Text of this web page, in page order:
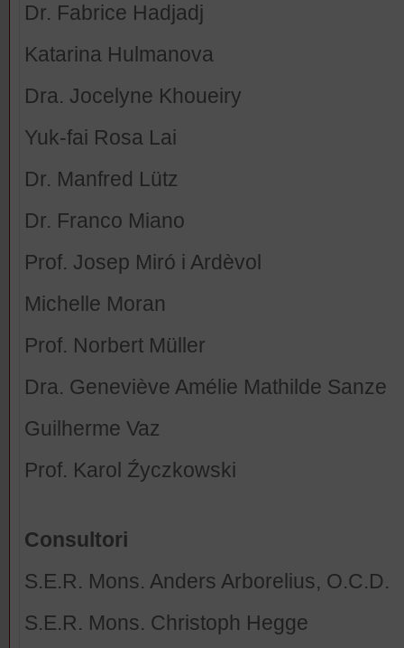
Dr. Fabrice Hadjadj
Katarina Hulmanova
Dra. Jocelyne Khoueiry
Yuk-fai Rosa Lai
Dr. Manfred Lütz
Dr. Franco Miano
Prof. Josep Miró i Ardèvol
Michelle Moran
Prof. Norbert Müller
Dra. Geneviève Amélie Mathilde Sanze
Guilherme Vaz
Prof. Karol Źyczkowski
Consultori
S.E.R. Mons. Anders Arborelius, O.C.D.
S.E.R. Mons. Christoph Hegge